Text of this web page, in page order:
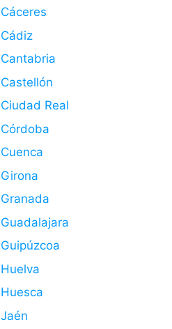
Cáceres
Cádiz
Cantabria
Castellón
Ciudad Real
Córdoba
Cuenca
Girona
Granada
Guadalajara
Guipúzcoa
Huelva
Huesca
Jaén